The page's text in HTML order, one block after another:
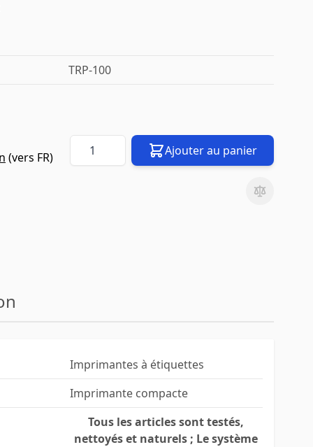
TRP-100
(vers FR)
Quantité Ajouter au panier
Imprimantes à étiquettes
Imprimante compacte
Tous les articles sont testés,
nettoyés et naturels ; Le système